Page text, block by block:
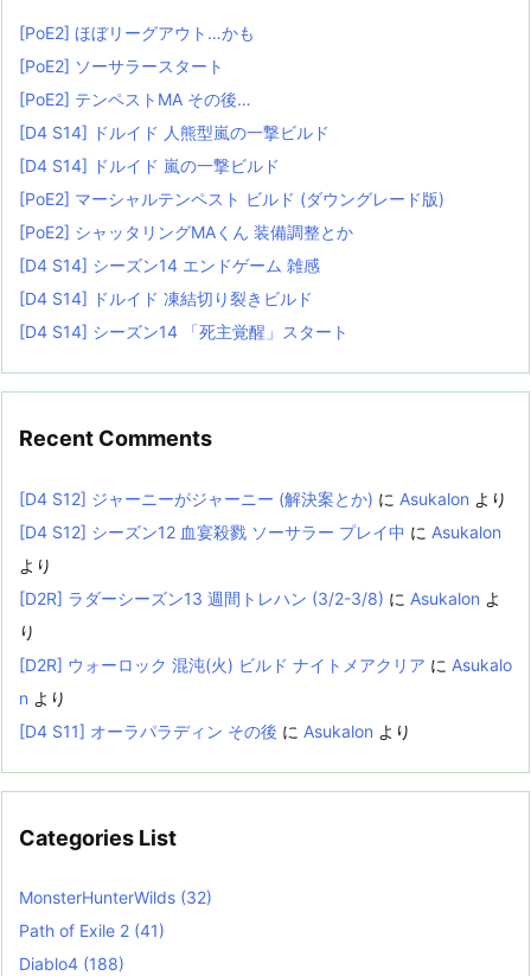
[PoE2] ほぼリーグアウト…かも
[PoE2] ソーサラースタート
[PoE2] テンペストMA その後…
[D4 S14] ドルイド 人熊型嵐の一撃ビルド
[D4 S14] ドルイド 嵐の一撃ビルド
[PoE2] マーシャルテンペスト ビルド (ダウングレード版)
[PoE2] シャッタリングMAくん 装備調整とか
[D4 S14] シーズン14 エンドゲーム 雑感
[D4 S14] ドルイド 凍結切り裂きビルド
[D4 S14] シーズン14 「死主覚醒」スタート
Recent Comments
[D4 S12] ジャーニーがジャーニー (解決案とか) に Asukalon より
[D4 S12] シーズン12 血宴殺戮 ソーサラー プレイ中 に Asukalon
より
[D2R] ラダーシーズン13 週間トレハン (3/2-3/8) に Asukalon よ
り
[D2R] ウォーロック 混沌(火) ビルド ナイトメアクリア に Asukalo
n より
[D4 S11] オーラパラディン その後 に Asukalon より
Categories List
MonsterHunterWilds (32)
Path of Exile 2 (41)
Diablo4 (188)